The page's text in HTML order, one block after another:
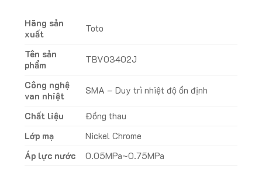
Hãng sản
xuất
Toto
Tên sản
phẩm
TBV03402J
Công nghệ
van nhiệt
SMA – Duy trì nhiệt độ ổn định
Chất liệu
Đồng thau
Lớp mạ
Nickel Chrome
Áp lực nước
0.05MPa~0.75MPa